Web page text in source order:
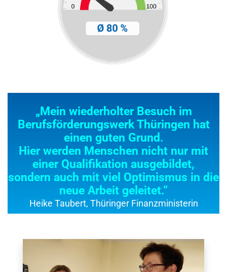
„Mein wiederholter Besuch im
Berufsförderungswerk Thüringen hat
einen guten Grund.
Hier werden Menschen nicht nur mit
einer Qualifikation ausgebildet,
sondern auch mit viel Optimismus in die
neue Arbeit geleitet.“
Heike Taubert, Thüringer Finanzministerin